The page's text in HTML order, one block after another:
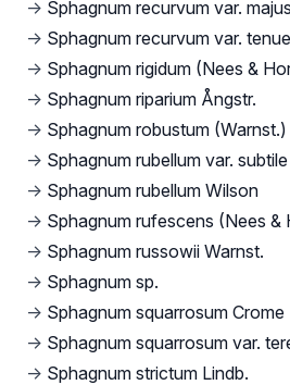
→ Sphagnum recurvum var.
→ Sphagnum recurvum var.
→ Sphagnum rigidum (Nees &
→ Sphagnum riparium Ångstr.
→ Sphagnum robustum
→ Sphagnum rubellum var.
→ Sphagnum rubellum Wilson
→ Sphagnum rufescens (Nees &
→ Sphagnum russowii Warnst.
→ Sphagnum sp.
→ Sphagnum squarrosum Crome
→ Sphagnum squarrosum var.
→ Sphagnum strictum Lindb.